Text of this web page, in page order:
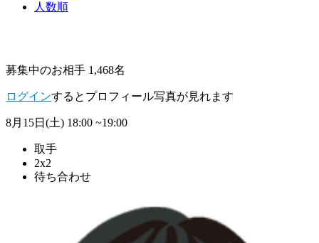
人数順
募集中のお相手 1,468名
ログインするとプロフィール写真が見れます
8月15日(土) 18:00 ~19:00
取手
2x2
待ち合わせ